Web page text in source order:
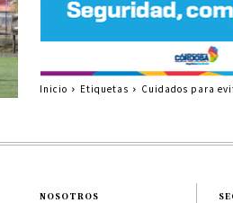
Inicio Etiquetas Cuidados para
NOSOTROS